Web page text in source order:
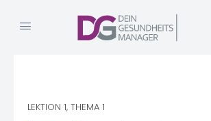
LEKTION 1, THEMA 1